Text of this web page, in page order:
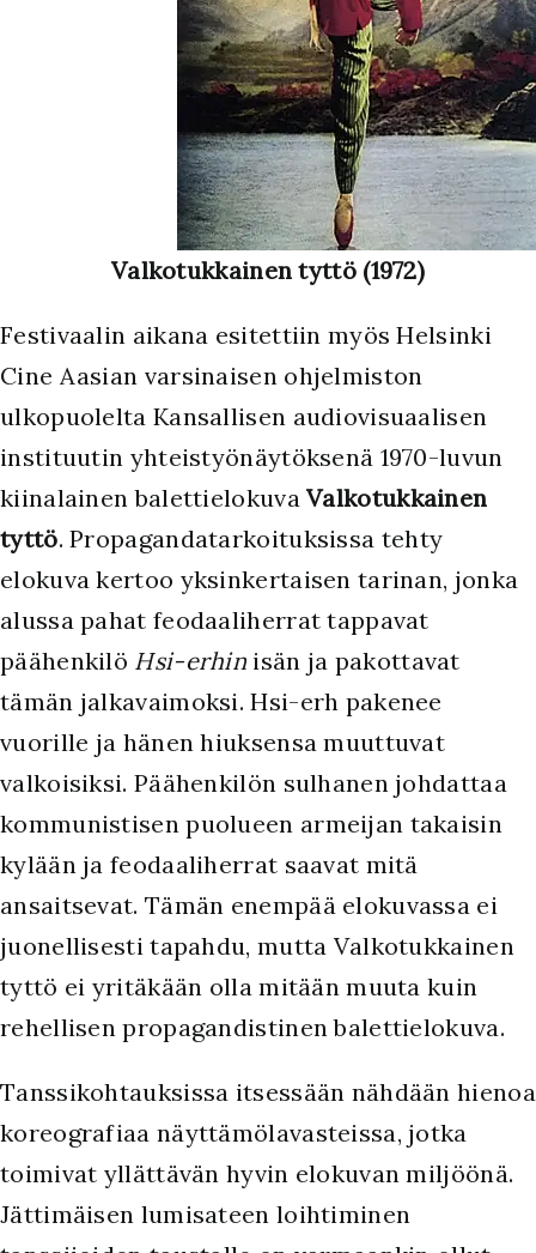
Valkotukkainen tyttö (1972)
Festivaalin aikana esitettiin myös Helsinki
Cine Aasian varsinaisen ohjelmiston
ulkopuolelta Kansallisen audiovisuaalisen
instituutin yhteistyönäytöksenä 1970-luvun
kiinalainen balettielokuvaValkotukkainen
tyttö. Propagandatarkoituksissa tehty
elokuva kertoo yksinkertaisen tarinan, jonka
alussa pahat feodaaliherrat tappavat
päähenkilö Hsi-erhin isän ja pakottavat
tämän jalkavaimoksi. Hsi-erh pakenee
vuorille ja hänen hiuksensa muuttuvat
valkoisiksi. Päähenkilön sulhanen johdattaa
kommunistisen puolueen armeijan takaisin
kylään ja feodaaliherrat saavat mitä
ansaitsevat. Tämän enempää elokuvassa ei
juonellisesti tapahdu, mutta Valkotukkainen
tyttö ei yritäkään olla mitään muuta kuin
rehellisen propagandistinen balettielokuva.
Tanssikohtauksissa itsessään nähdään hienoa
koreografiaa näyttämölavasteissa, jotka
toimivat yllättävän hyvin elokuvan miljöönä.
Jättimäisen lumisateen loihtiminen